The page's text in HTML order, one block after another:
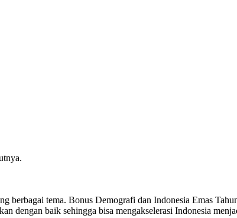
berbagai tema. Bonus Demografi dan Indonesia Emas
dengan baik sehingga bisa mengakselerasi Indonesia